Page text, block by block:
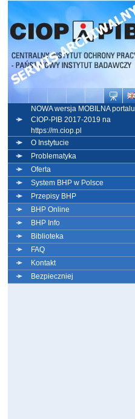
NOWA wersja MOBILNA portalu
CIOP-PIB 2017-2019 na
https://m.ciop.pl
O Instytucie
Problematyka
Oferta
System BHP w Polsce
Przepisy BHP
BHP Online
BHP Info
Biblioteka
FAQ
Kontakt
Bezpieczniej